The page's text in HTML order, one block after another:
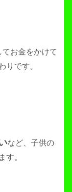
お金をかけて
りです。
など、子供の
す。